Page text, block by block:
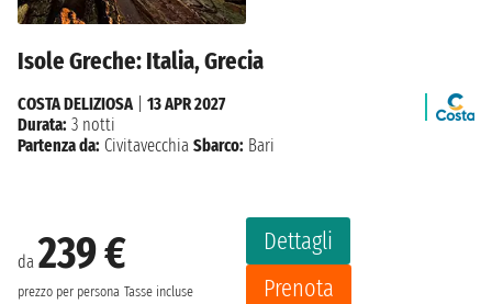
Isole Greche: Italia, Grecia
da 239 €
prezzo per persona Tasse incluse
Dettagli
Prenota
COSTA DELIZIOSA
13 APR 2027
Durata: 3 notti
Partenza da: Civitavecchia Sbarco: Bari